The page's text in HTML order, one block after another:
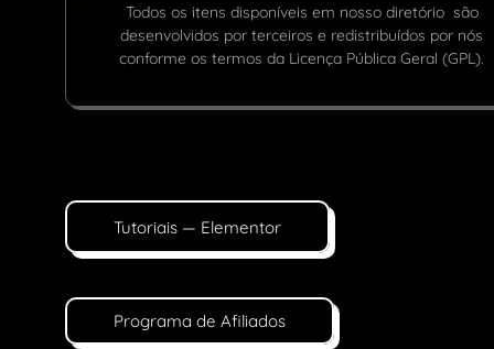
Todos os itens disponíveis em nosso diretório são
desenvolvidos por terceiros e redistribuídos por nós
conforme os termos da Licença Pública Geral (GPL).
Tutoriais — Elementor
Programa de Afiliados